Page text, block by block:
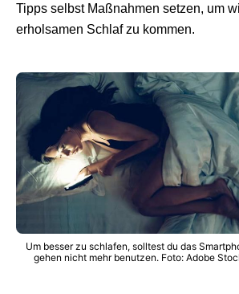
Tipps selbst Maßnahmen setzen, um
erholsamen Schlaf zu kommen.
Um besser zu schlafen, solltest du das
gehen nicht mehr benutzen. Foto: Adobe